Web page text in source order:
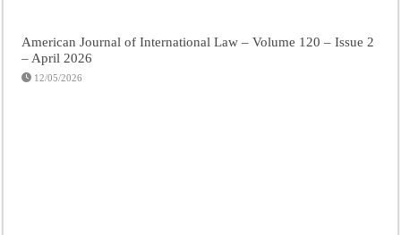
American Journal of International Law – Volume 120 – Issue 2
– April 2026
12/05/2026